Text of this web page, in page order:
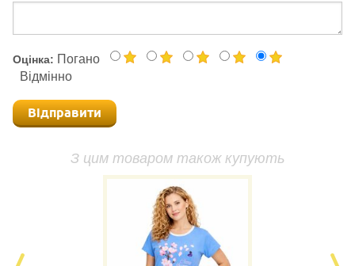
Оцінка: Погано
Відмінно
Відправити
З цим товаром також купують